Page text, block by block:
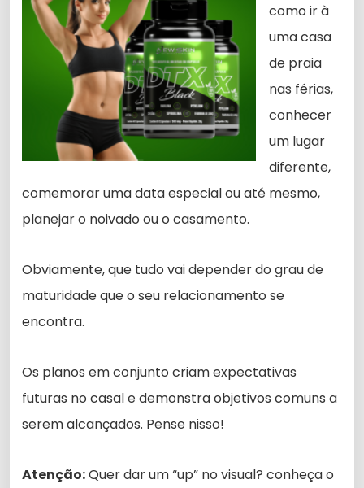
como ir à
uma casa
de praia
nas férias,
conhecer
um lugar
diferente,
comemorar uma data especial ou até mesmo,
planejar o noivado ou o casamento.
Obviamente, que tudo vai depender do grau de
maturidade que o seu relacionamento se
encontra.
Os planos em conjunto criam expectativas
futuras no casal e demonstra objetivos comuns a
serem alcançados. Pense nisso!
Atenção:Quer dar um “up” no visual? conheça o